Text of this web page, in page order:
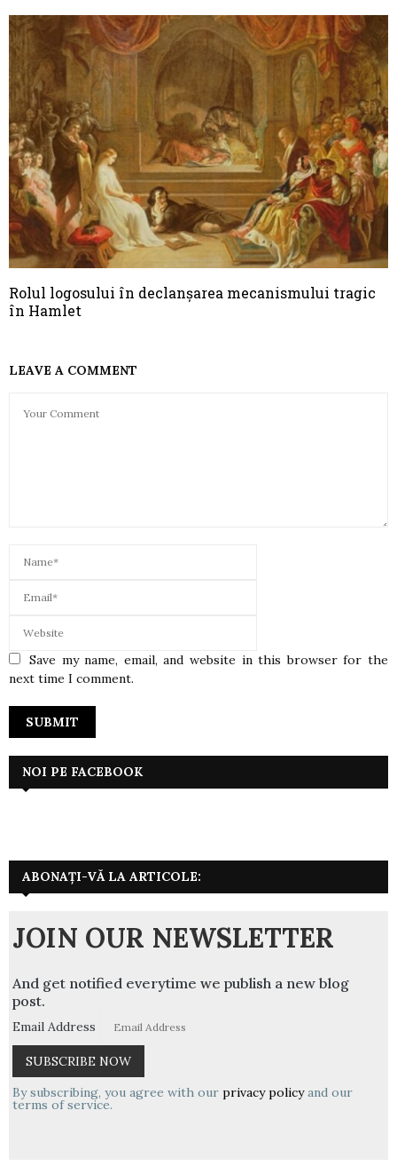
Rolul logosului în declanșarea mecanismului tragic
în Hamlet
LEAVE A COMMENT
Save my name, email, and website in this browser for the
next time I comment.
NOI PE FACEBOOK
ABONAȚI-VĂ LA ARTICOLE:
JOIN OUR NEWSLETTER
And get notified everytime we publish a new blog
post.
Email Address
By subscribing, you agree with our privacy policyand our
terms of service.